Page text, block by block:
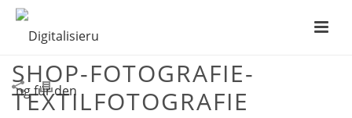
MITTELSTANDSAGENTUR-
SHOP-FOTOGRAFIE-
TEXTILFOTOGRAFIE